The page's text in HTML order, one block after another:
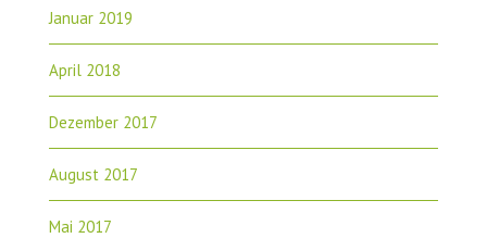
Januar 2019
April 2018
Dezember 2017
August 2017
Mai 2017